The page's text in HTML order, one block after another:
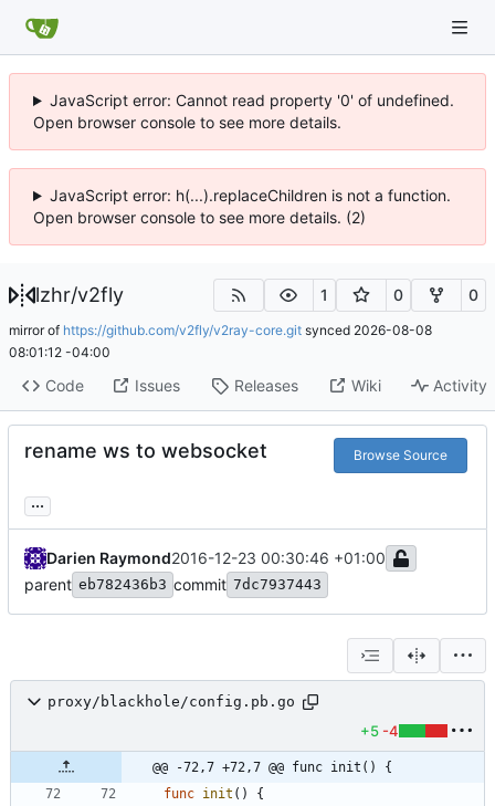
JavaScript error: Cannot read property '0' of undefined.
Open browser console to see more details.
JavaScript error: h(...).replaceChildren is not a function.
Open browser console to see more details. (2)
lzhr/v2fly 1 0 0
mirror of https://github.com/v2fly/v2ray-core.git synced 2026-08-08
08:01:12 -04:00
Code Issues Releases Wiki Activity
rename ws to websocket Browse Source
...
Darien Raymond2016-12-23 00:30:46 +01:00
parent eb782436b3 commit 7dc7937443
proxy/blackhole/config.pb.go
+5 -4
@@ -72,7 +72,7 @@ func init() {
func init ( )
{